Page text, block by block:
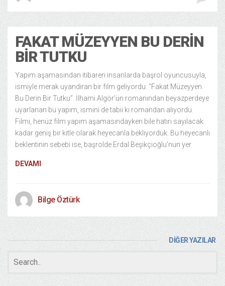
FAKAT MÜZEYYEN BU DERIN
BIR TUTKU
Yapım aşamasından itibaren insanlarda başrol oyuncusuyla,
ismiyle merak uyandıran bir film geliyordu: “Fakat Müzeyyen
Bu Derin Bir Tutku”. İlhami Algör’ün romanından beyazperdeye
uyarlanan bu yapım, ismini de tabii ki romandan alıyordu.
Filmi, henüz film yapım aşamasındayken bile hatırı sayılacak
kadar geniş bir kitle olarak heyecanla bekliyorduk. Bu heyecanlı
beklentinin sebebi ise, başrolde Erdal Beşikçioğlu’nun yer
DEVAMI
Bilge Öztürk
DİĞER YAZILAR